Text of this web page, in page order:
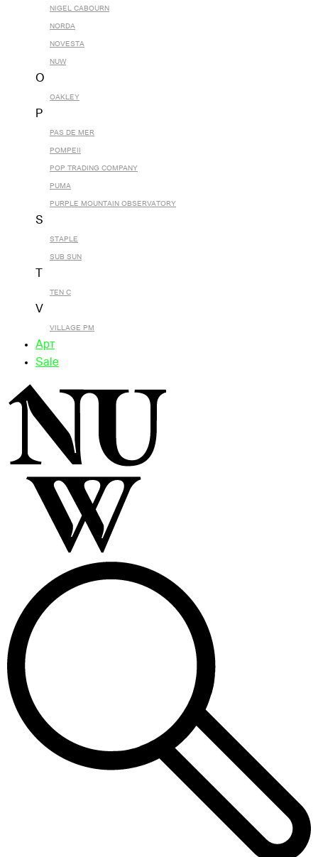
NIGEL CABOURN
NORDA
NOVESTA
NUW
O
OAKLEY
P
PAS DE MER
POMPEII
POP TRADING COMPANY
PUMA
PURPLE MOUNTAIN OBSERVATORY
S
STAPLE
SUB SUN
TEN C
V
VILLAGE PM
Арт
Sale